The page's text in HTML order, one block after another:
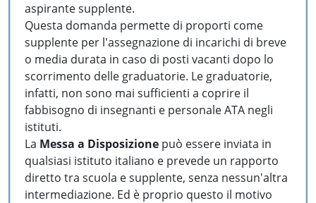
aspirante supplente.
Questa domanda permette di proporti come
supplente per l'assegnazione di incarichi di breve
o media durata in caso di posti vacanti dopo lo
scorrimento delle graduatorie. Le graduatorie,
infatti, non sono mai sufficienti a coprire il
fabbisogno di insegnanti e personale ATA negli
istituti.
La Messa a Disposizione può essere inviata in
qualsiasi istituto italiano e prevede un rapporto
diretto tra scuola e supplente, senza nessun'altra
intermediazione. Ed è proprio questo il motivo